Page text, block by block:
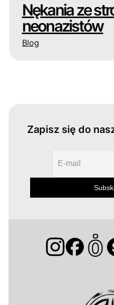
Nękania ze
neonazistów
Blog
Zapisz się do